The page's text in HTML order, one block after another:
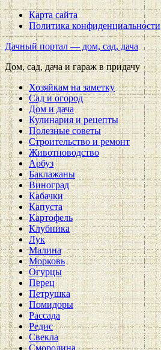
Карта сайта
Политика конфиденциальности
Дачный портал — дом, сад, дача
Дом, сад, дача и гараж в придачу
Хозяйкам на заметку
Сад и огород
Дом и дача
Кулинария и рецепты
Полезные советы
Строительство и ремонт
Животноводство
Арбуз
Баклажаны
Виноград
Кабачки
Капуста
Картофель
Клубника
Лук
Малина
Морковь
Огурцы
Перец
Петрушка
Помидоры
Рассада
Редис
Свекла
Смородина